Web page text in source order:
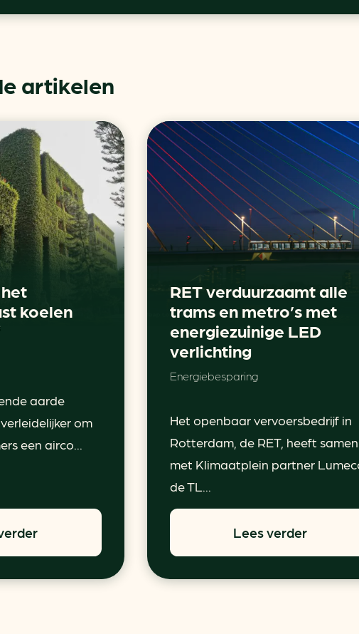
artikelen
koelen
aarde
om
een airco...
RET verduurzaamt alle
trams en metro’s met
energiezuinige LED
verlichting
Energiebesparing
Het openbaar vervoersbedrijf in
Rotterdam, de RET, heeft samen
met Klimaatplein partner
de TL...
Lees verder